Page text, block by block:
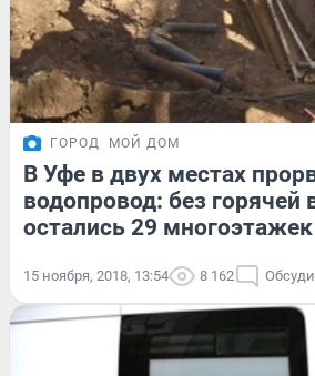
ГОРОД МОЙ ДОМ
В Уфе в двух местах
водопровод: без горячей
остались 29 многоэтажек
15 ноября, 2018, 13:54 8 162